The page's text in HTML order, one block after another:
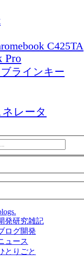
C425TA
Pro
ラインキー
レータ
発研究雑記
ログ開発
ュース
とりごと